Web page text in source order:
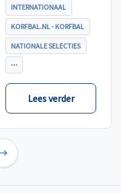
poule A, met Nieuw-
Zeeland, Hong Kong
China en India. De eerste
wedstrijd, tegen Nieuw-
Zeeland U21, werd zoals
verwacht met ruime
cijfers gewonnen.
INTERNATIONAAL
KORFBAL.NL - KORFBAL
NATIONALE SELECTIES
Lees verder